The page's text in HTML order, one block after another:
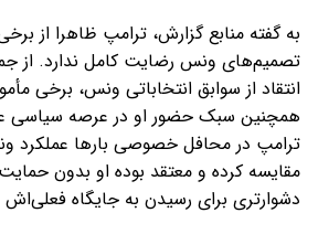
به گفته منابع گزارش، ترامپ ظاهرا از
تصمیم‌های ونس رضایت کامل ندارد. از
انتقاد از سوابق انتخاباتی ونس، برخی
همچنین سبک حضور او در عرصه سیاسی
ترامپ در محافل خصوصی بارها عملکرد
مقایسه کرده و معتقد بوده او بدون
دشوارتری برای رسیدن به جایگاه